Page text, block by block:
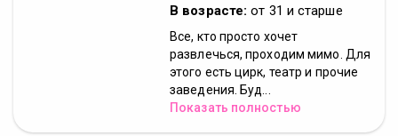
В возрасте: от 31 и старше
Все, кто просто хочет
развлечься, проходим мимо. Для
этого есть цирк, театр и прочие
заведения. Буд...
Показать полностью